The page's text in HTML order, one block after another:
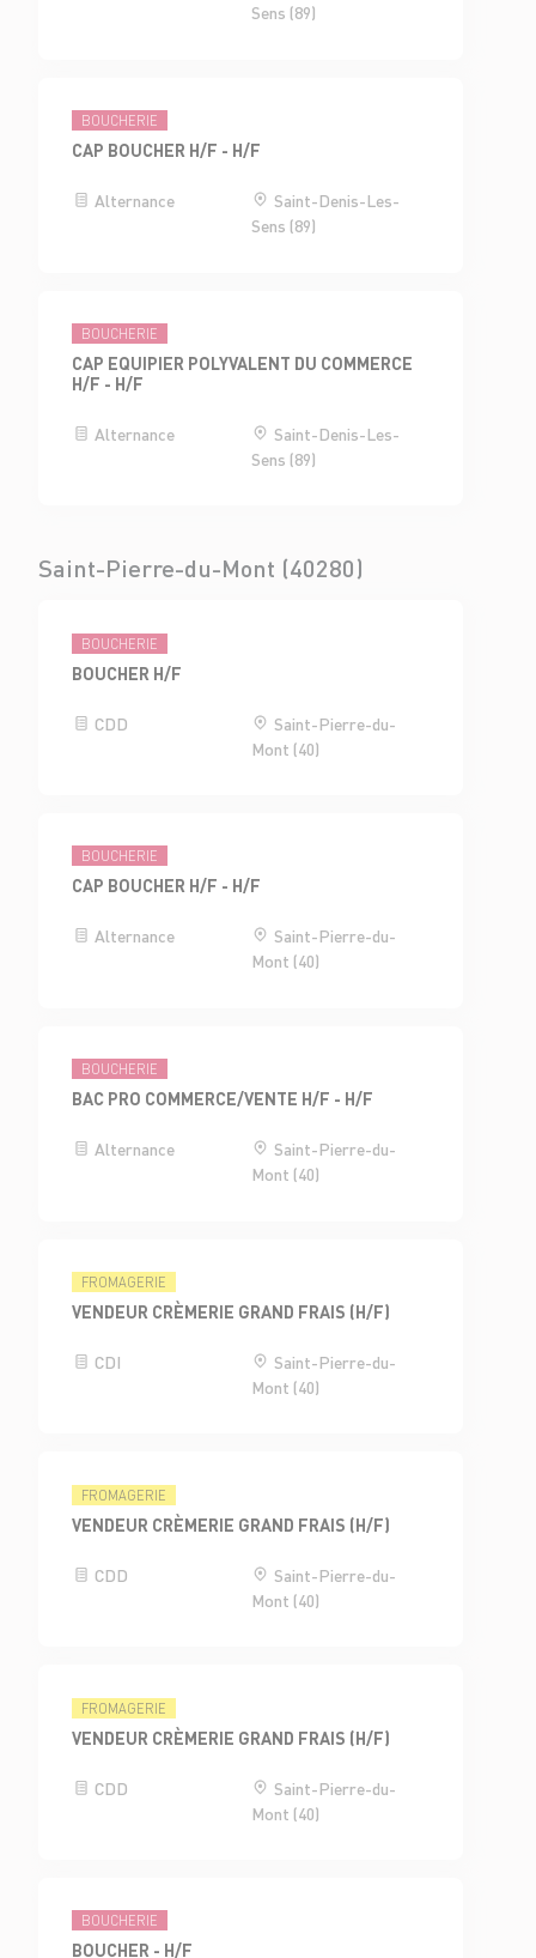
Sens (89)
BOUCHERIE
CAP BOUCHER H/F - H/F
Alternance
Saint-Denis-Les-
Sens (89)
BOUCHERIE
CAP EQUIPIER POLYVALENT DU COMMERCE
H/F - H/F
Alternance
Saint-Denis-Les-
Sens (89)
Saint-Pierre-du-Mont (40280)
BOUCHERIE
BOUCHER H/F
CDD
Saint-Pierre-du-
Mont (40)
BOUCHERIE
CAP BOUCHER H/F - H/F
Alternance
Saint-Pierre-du-
Mont (40)
BOUCHERIE
BAC PRO COMMERCE/VENTE H/F - H/F
Alternance
Saint-Pierre-du-
Mont (40)
FROMAGERIE
VENDEUR CRÈMERIE GRAND FRAIS (H/F)
CDI
Saint-Pierre-du-
Mont (40)
FROMAGERIE
VENDEUR CRÈMERIE GRAND FRAIS (H/F)
CDD
Saint-Pierre-du-
Mont (40)
FROMAGERIE
VENDEUR CRÈMERIE GRAND FRAIS (H/F)
CDD
Saint-Pierre-du-
Mont (40)
BOUCHERIE
BOUCHER - H/F